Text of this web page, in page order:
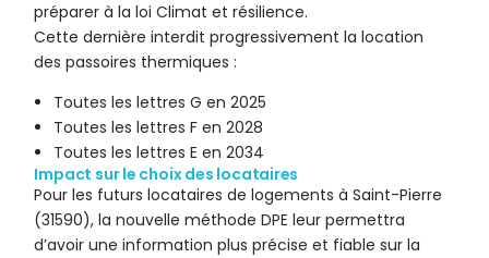
préparer à la loi Climat et résilience.
Cette dernière interdit progressivement la location
des passoires thermiques :
Toutes les lettres G en 2025
Toutes les lettres F en 2028
Toutes les lettres E en 2034
Impact sur le choix des locataires
Pour les futurs locataires de logements à Saint-Pierre
(31590), la nouvelle méthode DPE leur permettra
d’avoir une information plus précise et fiable sur la